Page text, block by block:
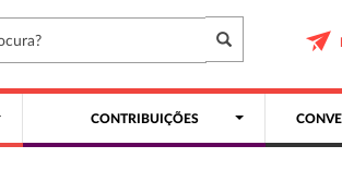
CONTRIBUIÇÕES